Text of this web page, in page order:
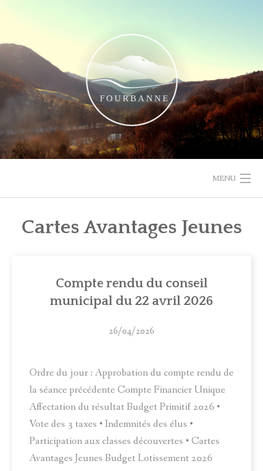
MENU
ACCUEIL
MUNICIPALITÉ
COMITÉ LOCAL D'ANIMATION
Cartes Avantages Jeunes
Compte rendu du conseil
municipal du 22 avril 2026
26/04/2026
Ordre du jour : Approbation du compte rendu de
la séance précédente Compte Financier Unique
Affectation du résultat Budget Primitif 2026 •
Vote des 3 taxes • Indemnités des élus •
Participation aux classes découvertes • Cartes
Avantages Jeunes Budget Lotissement 2026